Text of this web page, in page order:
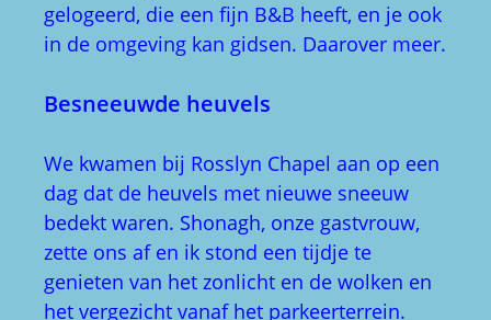
gelogeerd, die een fijn B&B heeft, en je ook
in de omgeving kan gidsen. Daarover meer.
Besneeuwde heuvels
We kwamen bij Rosslyn Chapel aan op een
dag dat de heuvels met nieuwe sneeuw
bedekt waren. Shonagh, onze gastvrouw,
zette ons af en ik stond een tijdje te
genieten van het zonlicht en de wolken en
het vergezicht vanaf het parkeerterrein.